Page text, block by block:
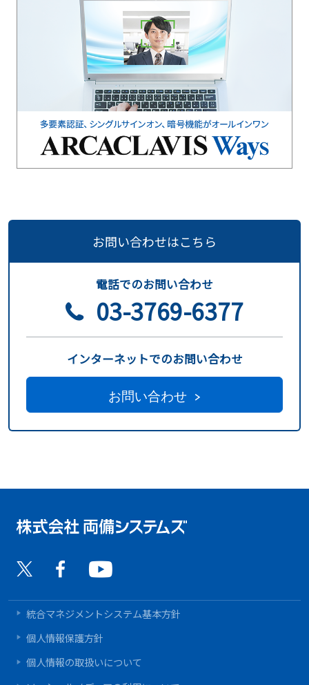
お問い合わせはこちら
電話でのお問い合わせ
03-3769-6377
インターネットでのお問い合わせ
お問い合わせ
統合マネジメントシステム基本方針
個人情報保護方針
個人情報の取扱いについて